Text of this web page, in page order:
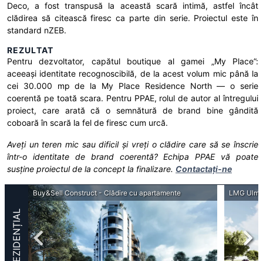
Deco, a fost transpusă la această scară intimă, astfel încât
clădirea să citească firesc ca parte din serie. Proiectul este în
standard nZEB.
REZULTAT
Pentru dezvoltator, capătul boutique al gamei „My Place”:
aceeași identitate recognoscibilă, de la acest volum mic până la
cei 30.000 mp de la My Place Residence North — o serie
coerentă pe toată scara. Pentru PPAE, rolul de autor al întregului
proiect, care arată că o semnătură de brand bine gândită
coboară în scară la fel de firesc cum urcă.
Aveți un teren mic sau dificil și vreți o clădire care să se înscrie
într-o identitate de brand coerentă? Echipa PPAE vă poate
susține proiectul de la concept la finalizare. Contactați-ne
REZIDENȚIAL
Buy&Sell Construct - Clădire cu apartamente LMG